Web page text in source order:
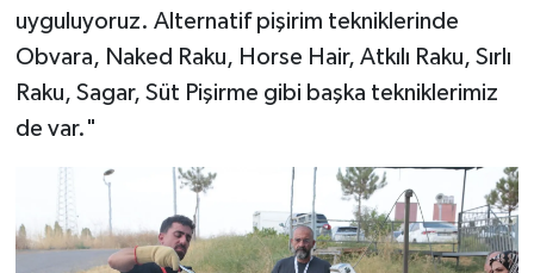
uyguluyoruz. Alternatif pişirim tekniklerinde
Obvara, Naked Raku, Horse Hair, Atkılı Raku, Sırlı
Raku, Sagar, Süt Pişirme gibi başka tekniklerimiz
de var."